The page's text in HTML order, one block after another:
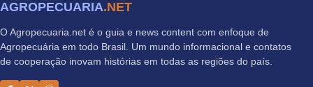
AGROPECUARIA.NET
O Agropecuaria.net é o guia e news content com enfoque de
Agropecuária em todo Brasil. Um mundo informacional e contatos
de cooperação inovam histórias em todas as regiões do país.